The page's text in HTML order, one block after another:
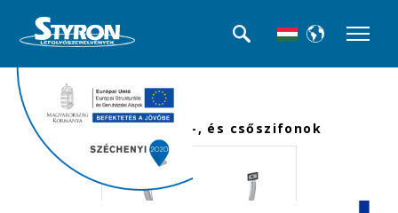
<<< Termék kategóriák
Mosogató búra-, és csőszifonok